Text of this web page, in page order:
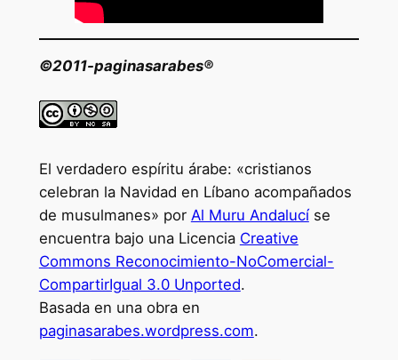
©2011-paginasarabes®
El verdadero espíritu árabe: «cristianos
celebran la Navidad en Líbano acompañados
de musulmanes» por Al Muru Andalucíse
encuentra bajo una Licencia Creative
Commons Reconocimiento-NoComercial-
CompartirIgual 3.0 Unported.
Basada en una obra en
paginasarabes.wordpress.com.